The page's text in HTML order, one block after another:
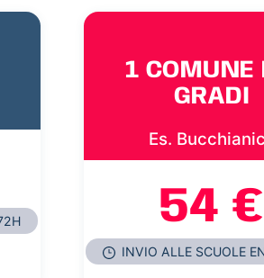
1 COMUNE
GRADI
Es.
54 €
INVIO ALLE SCUOLE